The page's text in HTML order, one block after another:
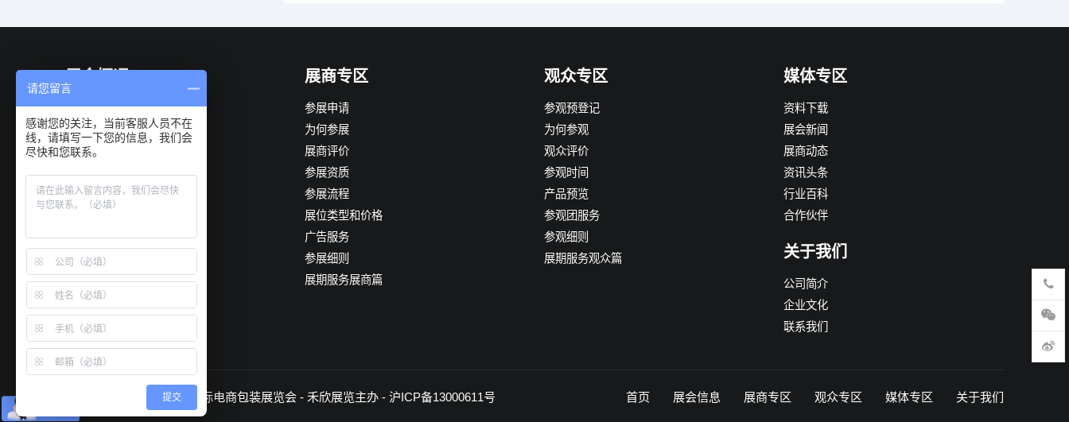
展会简介
组织机构
展会优势
观众构成
展会日程
推荐供应商
往届回顾
往届图片
数据统计
展商专区
参展申请
为何参展
展商评价
参展资质
参展流程
展位类型和价格
广告服务
参展细则
展期服务展商篇
观众专区
参观预登记
为何参观
观众评价
参观时间
产品预览
参观团服务
参观细则
展期服务观众篇
媒体专区
资料下载
展会新闻
展商动态
资讯头条
行业百科
合作伙伴
关于我们
公司简介
企业文化
联系我们
EPTE 2026上海国际电商包装展览会 - 禾欣展览主办 - 沪ICP备13000611号 首页 展会信息 展商专区 观众专区 媒体专区 关于我们
请您留言
感谢您的关注，当前客服人员不在
线，请填写一下您的信息，我们会
尽快和您联系。
提交